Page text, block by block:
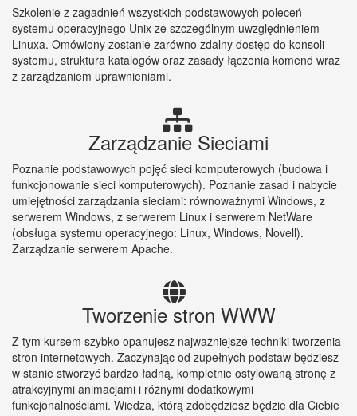
Szkolenie z zagadnień wszystkich podstawowych poleceń
systemu operacyjnego Unix ze szczególnym uwzględnieniem
Linuxa. Omówiony zostanie zarówno zdalny dostęp do konsoli
systemu, struktura katalogów oraz zasady łączenia komend wraz
z zarządzaniem uprawnieniami.
Zarządzanie Sieciami
Poznanie podstawowych pojęć sieci komputerowych (budowa i
funkcjonowanie sieci komputerowych). Poznanie zasad i nabycie
umiejętności zarządzania sieciami: równoważnymi Windows, z
serwerem Windows, z serwerem Linux i serwerem NetWare
(obsługa systemu operacyjnego: Linux, Windows, Novell).
Zarządzanie serwerem Apache.
Tworzenie stron WWW
Z tym kursem szybko opanujesz najważniejsze techniki tworzenia
stron internetowych. Zaczynając od zupełnych podstaw będziesz
w stanie stworzyć bardzo ładną, kompletnie ostylowaną stronę z
atrakcyjnymi animacjami i różnymi dodatkowymi
funkcjonalnościami. Wiedza, którą zdobędziesz będzie dla Ciebie